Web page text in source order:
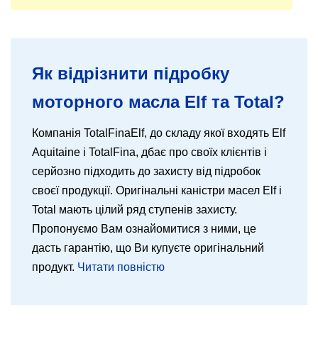
Як відрізнити підробку
моторного масла Elf та Total?
Компанія TotalFinaElf, до складу якої входять Elf
Aquitaine і TotalFina, дбає про своїх клієнтів і
серйозно підходить до захисту від підробок
своєї продукції. Оригінальні каністри масел Elf і
Total мають цілий ряд ступенів захисту.
Пропонуємо Вам ознайомитися з ними, це
дасть гарантію, що Ви купуєте оригінальний
продукт. Читати повністю